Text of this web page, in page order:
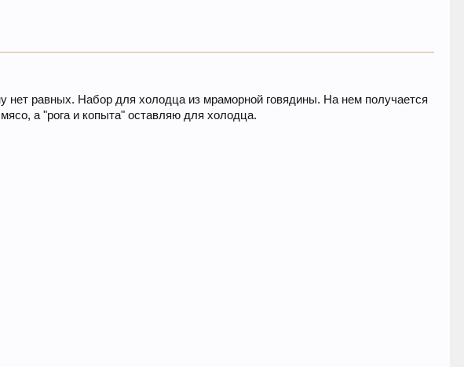
равных. Набор для холодца из мраморной говядины. На нем получается
а "рога и копыта" оставляю для холодца.